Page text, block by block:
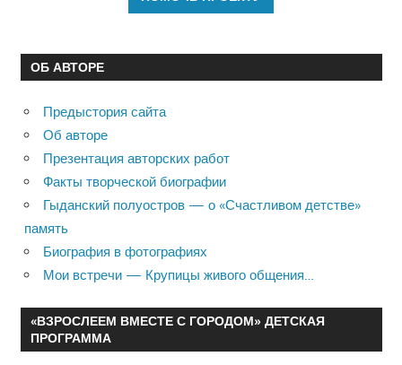
ОБ АВТОРЕ
Предыстория сайта
Об авторе
Презентация авторских работ
Факты творческой биографии
Гыданский полуостров — о «Счастливом детстве»
память
Биография в фотографиях
Мои встречи — Крупицы живого общения…
«ВЗРОСЛЕЕМ ВМЕСТЕ С ГОРОДОМ» ДЕТСКАЯ
ПРОГРАММА